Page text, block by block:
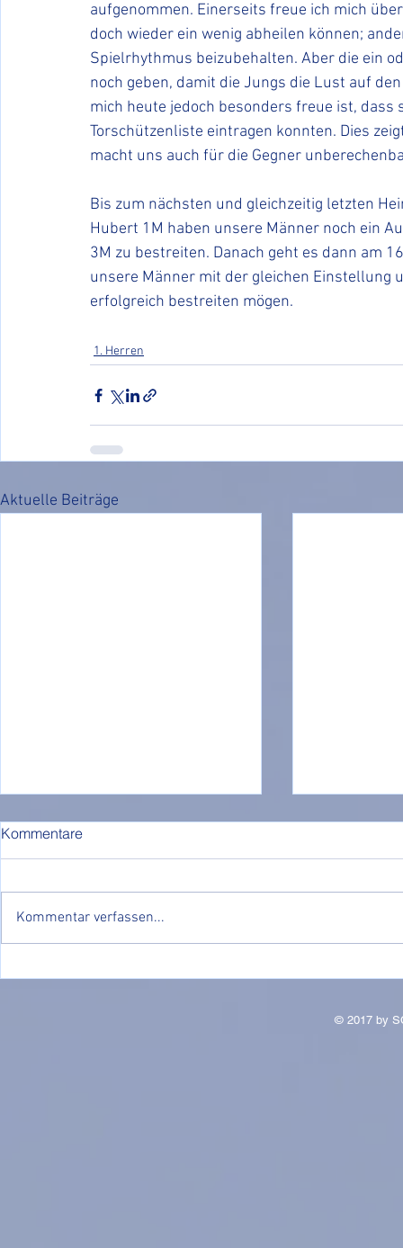
aufgenommen. Einerseits freue ich mich
doch wieder ein wenig abheilen können;
Spielrhythmus beizubehalten. Aber die ein
noch geben, damit die Jungs die Lust auf
mich heute jedoch besonders freue ist,
Torschützenliste eintragen konnten. Dies
macht uns auch für die Gegner
Bis zum nächsten und gleichzeitig letzten
Hubert 1M haben unsere Männer noch ein
3M zu bestreiten. Danach geht es dann am
unsere Männer mit der gleichen
erfolgreich bestreiten mögen.
1. Herren
Aktuelle Beiträge
Kommentare
Kommentar verfassen...
© 2017 by